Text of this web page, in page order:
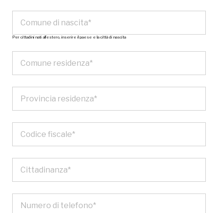
Per cittadini nati all’estero, inserire il paese e la città di nascita